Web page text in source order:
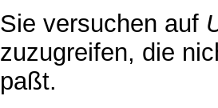
Sie versuchen auf
zuzugreifen, die
paßt.